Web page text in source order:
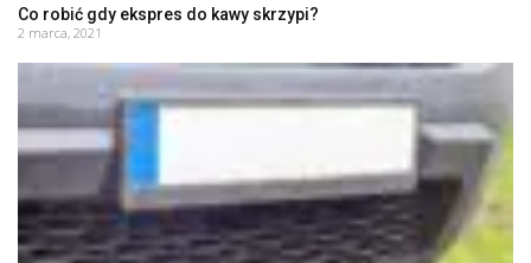
Co robić gdy ekspres do kawy skrzypi?
2 marca, 2021